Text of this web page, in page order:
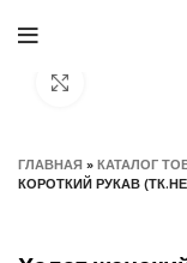
ГЛАВНАЯ»КАТАЛОГ
КОРОТКИЙ РУКАВ